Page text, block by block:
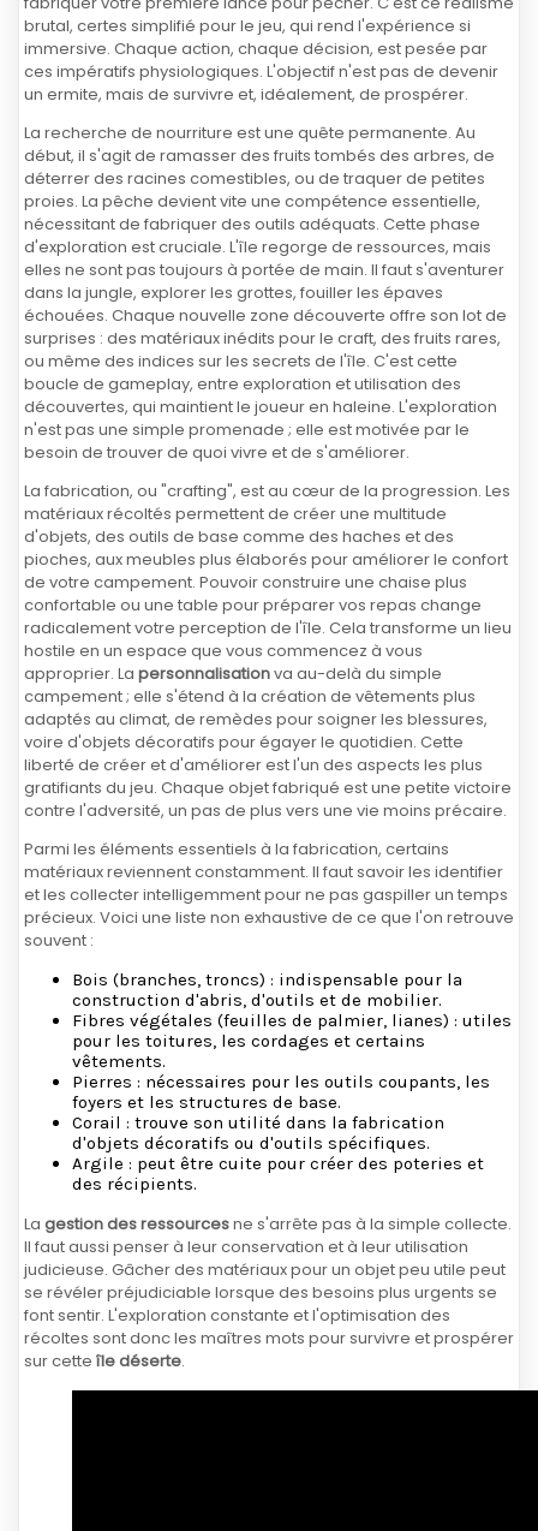
brutal, certes simplifié pour le jeu, qui rend l'expérience si
immersive. Chaque action, chaque décision, est pesée par
ces impératifs physiologiques. L'objectif n'est pas de devenir
un ermite, mais de survivre et, idéalement, de prospérer.
La recherche de nourriture est une quête permanente. Au
début, il s'agit de ramasser des fruits tombés des arbres, de
déterrer des racines comestibles, ou de traquer de petites
proies. La pêche devient vite une compétence essentielle,
nécessitant de fabriquer des outils adéquats. Cette phase
d'exploration est cruciale. L'île regorge de ressources, mais
elles ne sont pas toujours à portée de main. Il faut s'aventurer
dans la jungle, explorer les grottes, fouiller les épaves
échouées. Chaque nouvelle zone découverte offre son lot de
surprises : des matériaux inédits pour le craft, des fruits rares,
ou même des indices sur les secrets de l'île. C'est cette
boucle de gameplay, entre exploration et utilisation des
découvertes, qui maintient le joueur en haleine. L'exploration
n'est pas une simple promenade ; elle est motivée par le
besoin de trouver de quoi vivre et de s'améliorer.
La fabrication, ou "crafting", est au cœur de la progression. Les
matériaux récoltés permettent de créer une multitude
d'objets, des outils de base comme des haches et des
pioches, aux meubles plus élaborés pour améliorer le confort
de votre campement. Pouvoir construire une chaise plus
confortable ou une table pour préparer vos repas change
radicalement votre perception de l'île. Cela transforme un lieu
hostile en un espace que vous commencez à vous
approprier. La personnalisationva au-delà du simple
campement ; elle s'étend à la création de vêtements plus
adaptés au climat, de remèdes pour soigner les blessures,
voire d'objets décoratifs pour égayer le quotidien. Cette
liberté de créer et d'améliorer est l'un des aspects les plus
gratifiants du jeu. Chaque objet fabriqué est une petite victoire
contre l'adversité, un pas de plus vers une vie moins précaire.
Parmi les éléments essentiels à la fabrication, certains
matériaux reviennent constamment. Il faut savoir les identifier
et les collecter intelligemment pour ne pas gaspiller un temps
précieux. Voici une liste non exhaustive de ce que l'on retrouve
souvent :
Bois (branches, troncs) : indispensable pour la
construction d'abris, d'outils et de mobilier.
Fibres végétales (feuilles de palmier, lianes) : utiles
pour les toitures, les cordages et certains
vêtements.
Pierres : nécessaires pour les outils coupants, les
foyers et les structures de base.
Corail : trouve son utilité dans la fabrication
d'objets décoratifs ou d'outils spécifiques.
Argile : peut être cuite pour créer des poteries et
des récipients.
La gestion des ressourcesne s'arrête pas à la simple collecte.
Il faut aussi penser à leur conservation et à leur utilisation
judicieuse. Gâcher des matériaux pour un objet peu utile peut
se révéler préjudiciable lorsque des besoins plus urgents se
font sentir. L'exploration constante et l'optimisation des
récoltes sont donc les maîtres mots pour survivre et prospérer
sur cette île déserte.